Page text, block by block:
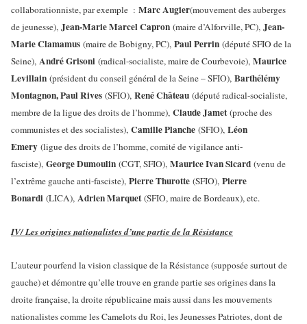
collaborationniste, par exemple : Marc Augier(mouvement des auberges
de jeunesse), Jean-Marie Marcel Capron (maire d’Alforville, PC), Jean-
Marie Clamamus (maire de Bobigny, PC), Paul Perrin (député SFIO de la
Seine), André Grisoni (radical-socialiste, maire de Courbevoie), Maurice
Levillain (président du conseil général de la Seine – SFIO), Barthélémy
Montagnon, Paul Rives (SFIO), René Château (député radical-socialiste,
membre de la ligue des droits de l’homme), Claude Jamet(proche des
communistes et des socialistes), Camille Planche (SFIO), Léon
Emery (ligue des droits de l’homme, comité de vigilance anti-
fasciste), George Dumoulin (CGT, SFIO), Maurice Ivan Sicard (venu de
l’extrême gauche anti-fasciste), Pierre Thurotte (SFIO), Pierre
Bonardi (LICA), Adrien Marquet(SFIO, maire de Bordeaux), etc.
IV/ Les origines nationalistes d’une partie de la Résistance
L’auteur pourfend la vision classique de la Résistance (supposée surtout de
gauche) et démontre qu’elle trouve en grande partie ses origines dans la
droite française, la droite républicaine mais aussi dans les mouvements
nationalistes comme les Camelots du Roi, les Jeunesses Patriotes, dont de